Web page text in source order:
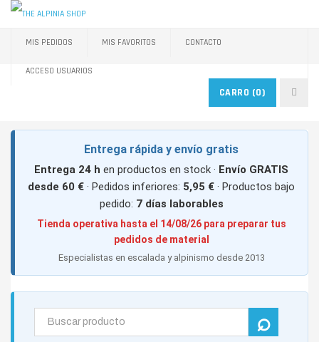
MIS PEDIDOS MIS FAVORITOS CONTACTO
ACCESO USUARIOS
CARRO (0)
Entrega rápida y envío gratis
Entrega 24 h en productos en stock · Envío GRATIS
desde 60 € · Pedidos inferiores: 5,95 € · Productos bajo
pedido: 7 días laborables
Tienda operativa hasta el 14/08/26 para preparar tus
pedidos de material
Especialistas en escalada y alpinismo desde 2013